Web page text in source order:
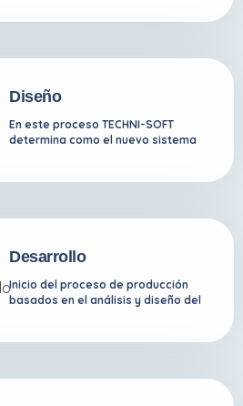
Diseño
En este proceso TECHNI-SOFT
determina como el nuevo sistema
Desarrollo
Inicio del proceso de producción
basados en el análisis y diseño del